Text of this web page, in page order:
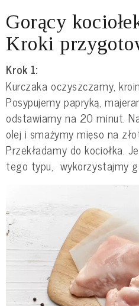
Gorący
Kroki
Krok 1:
Kurczaka oczyszczamy,
Posypujemy papryką,
odstawiamy na 20 minut.
olej i smażymy mięso na
Przekładamy do kociołka.
tego typu, wykorzystajmy